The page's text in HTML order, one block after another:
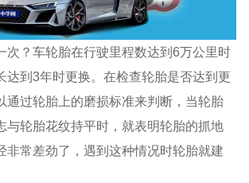
次？车轮胎在行驶里程数达到6万公里时
达到3年时更换。在检查轮胎是否达到更
通过轮胎上的磨损标准来判断，当轮胎
与轮胎花纹持平时，就表明轮胎的抓地
非常差劲了，遇到这种情况时轮胎就建